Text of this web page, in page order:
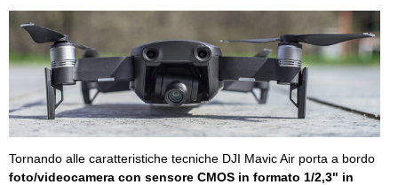
Tornando alle caratteristiche tecniche DJI Mavic Air porta a bordo
foto/videocamera con sensore CMOS in formato 1/2,3" in